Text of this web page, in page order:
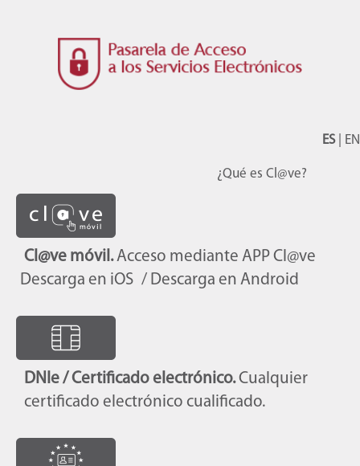
ES| EN
¿Qué es Cl@ve?
Cl@ve móvil.Acceso mediante APP Cl@ve
Descarga en iOS / Descarga en Android
DNIe / Certificado electrónico.Cualquier
certificado electrónico cualificado.